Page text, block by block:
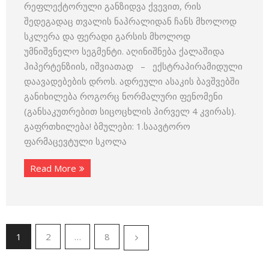
რეფლექტორული განზიდვა ქვევით, რის
შედეგადაც თვალის ნაპრალიდან ჩანს მხოლოდ
სკლერა და ფერადი გარსის მხოლოდ
უმნიშვნელო სეგმენტი. აღინიშნება ქალაშიდა
ჰიპერტენზიის, იშვიათად – ექსტრაპირამიდული
დაავადებების დროს. ადრეული ასაკის ბავშვებში
განიხილება როგორც ნორმალური ფენომენი
(განსაკუთრებით სიცოცხლის პირველ 4 კვირას).
გაფრთხილება! ბმულები: 1.საავტორო
ფარმაცევტული სკოლა
Read More
1 2 … 8